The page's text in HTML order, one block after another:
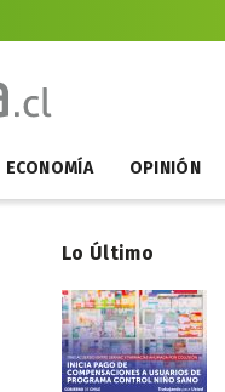
ECONOMÍA OPINIÓN
Lo Último